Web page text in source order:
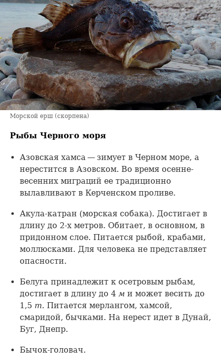
Морской ерш (скорпена)
Рыбы Черного моря
Азовская хамса — зимует в Черном море, а
нерестится в Азовском. Во время осенне-
весенних миграций ее традиционно
вылавливают в Керченском проливе.
Акула-катран (морская собака). Достигает в
длину до 2-х метров. Обитает, в основном, в
придонном слое. Питается рыбой, крабами,
моллюсками. Для человека не представляет
опасности.
Белуга принадлежит к осетровым рыбам,
достигает в длину до 4 м и может весить до
1,5 т. Питается мерлангом, хамсой,
смаридой, бычками. На нерест идет в Дунай,
Буг, Днепр.
Бычок-головач.